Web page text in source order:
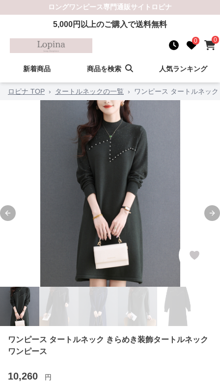
ロングワンピース専門通販サイト ロピナ
5,000円以上のご購入で送料無料
0 0
新着商品 商品を検索 人気ランキング
ロピナ TOP › タートルネックの一覧 › ワンピース タートルネッ
Previous slide
ワンピース タートルネック きらめき装飾タートルネック
ワンピース
10,260 円